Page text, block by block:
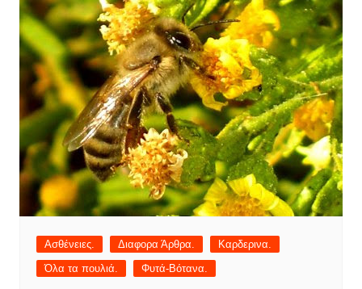
Ασθένειες. Διαφορα Άρθρα.
Καρδερινα.
Όλα τα πουλιά.
Φυτά-Βότανα.